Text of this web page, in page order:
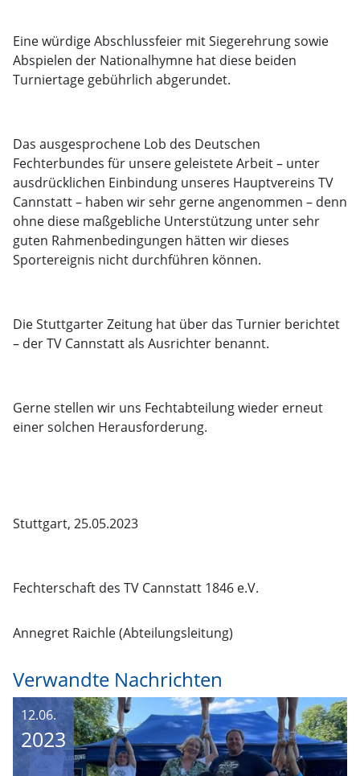
Eine würdige Abschlussfeier mit Siegerehrung sowie
Abspielen der Nationalhymne hat diese beiden
Turniertage gebührlich abgerundet.
Das ausgesprochene Lob des Deutschen
Fechterbundes für unsere geleistete Arbeit – unter
ausdrücklichen Einbindung unseres Hauptvereins TV
Cannstatt – haben wir sehr gerne angenommen – denn
ohne diese maßgebliche Unterstützung unter sehr
guten Rahmenbedingungen hätten wir dieses
Sportereignis nicht durchführen können.
Die Stuttgarter Zeitung hat über das Turnier berichtet
– der TV Cannstatt als Ausrichter benannt.
Gerne stellen wir uns Fechtabteilung wieder erneut
einer solchen Herausforderung.
Stuttgart, 25.05.2023
Fechterschaft des TV Cannstatt 1846 e.V.
Annegret Raichle (Abteilungsleitung)
Verwandte Nachrichten
12.06.
2023